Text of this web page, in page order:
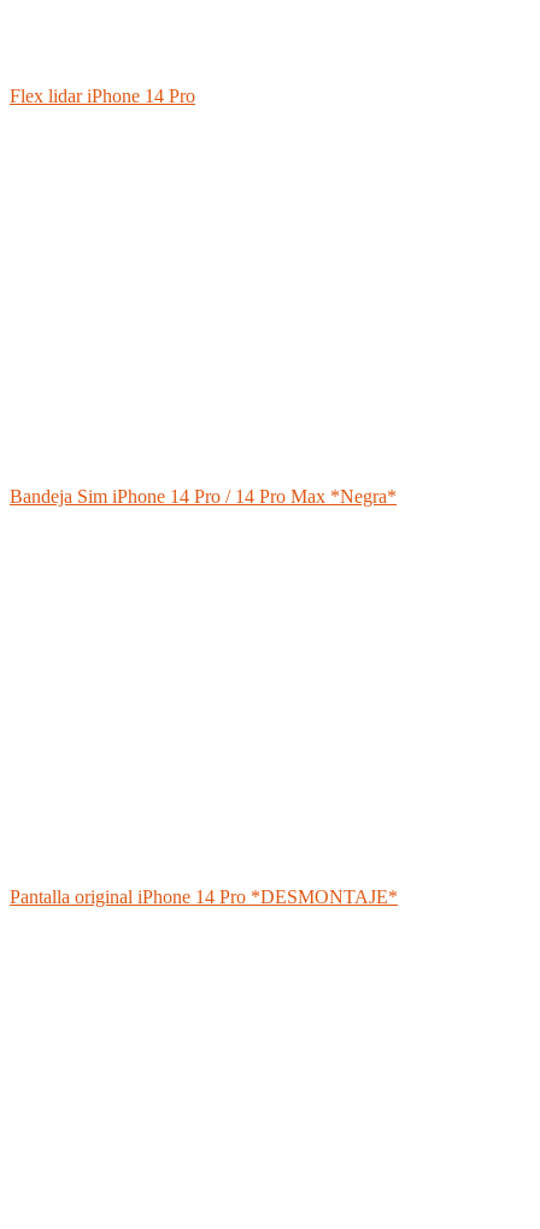
Flex lidar iPhone 14 Pro
Bandeja Sim iPhone 14 Pro / 14 Pro Max *Negra*
Pantalla original iPhone 14 Pro *DESMONTAJE*